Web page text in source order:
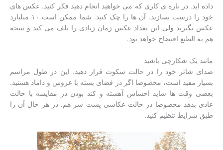
داده اید. در باره ی کاری که می خواهید انجام دهید فکر کنید. عکس های
خود را درست بسازید. آن ها را چک کنید. شما ممکن است ۱۰ میلیارد
عکس بگیرید ولی این تعداد عکس زمان زیادی را تلف می کند و نتیجه
هم به الطبع افتضاح خواهد بود.
مانند یک شکارچی باشید
صدای شاتر خود را در حالت سکوت قرار دهید. این در طول مراسم
بسیار مفید است، مخصوصا اگر در فضای بسته با عروس و داماد هستید.
بعضی وقت ها شاید احساس آهسته و کند بودن در مقایسه با حالت
عادی بدهد مخصوصا در حالت عکاسی پشت سر هم. در هر حال آن را
طبق شرایط تنظیم کنید.